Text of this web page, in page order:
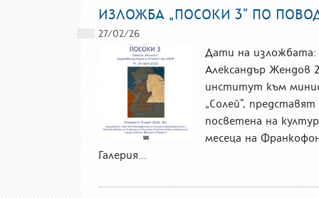
ИЗЛОЖБА „ПОСОКИ 3“ ПО
27/02/26
Дати на изложбата:
Александър
институт към
„Солей“,
посветена на
месеца на
Галерия...